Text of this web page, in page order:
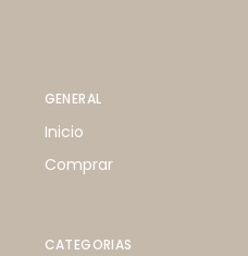
GENERAL
Inicio
Comprar
CATEGORIAS